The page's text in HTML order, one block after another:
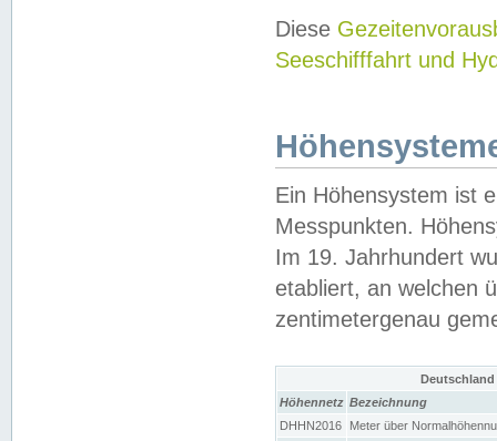
Diese
Seeschifffahrt und
Ein Höhensystem ist
Messpunkten.
Im 19. Jahrhundert
etabliert, an welchen
zentimetergenau
Höhennetz Bezeichnung
DHHN2016
Meter über